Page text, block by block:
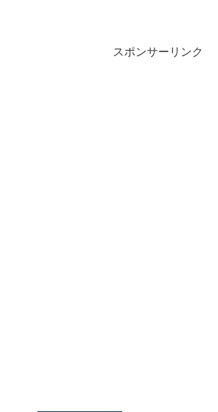
スポンサーリンク